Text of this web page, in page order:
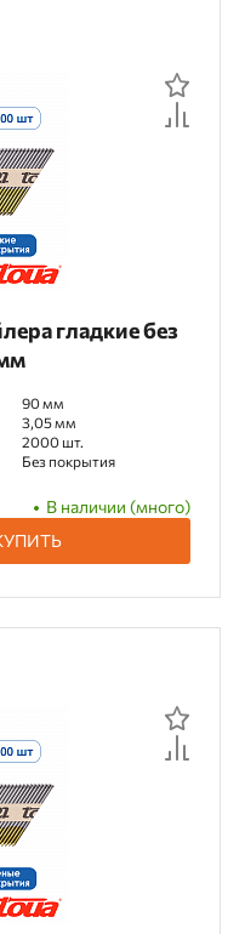
гладкие без
90 мм
3,05 мм
2000 шт.
Без покрытия
В наличии (много)